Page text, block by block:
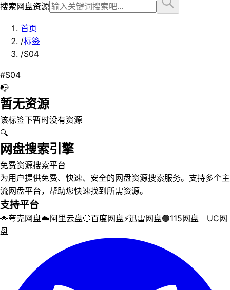
搜索网盘资源
首页
/标签
/S04
#S04
📭
暂无资源
该标签下暂时没有资源
🔍
网盘搜索引擎
免费资源搜索平台
为用户提供免费、快速、安全的网盘资源搜索服务。支持多个主
流网盘平台，帮助您快速找到所需资源。
支持平台
🌟夸克网盘☁️阿里云盘🔵百度网盘⚡迅雷网盘🟢115网盘🔶UC网
盘